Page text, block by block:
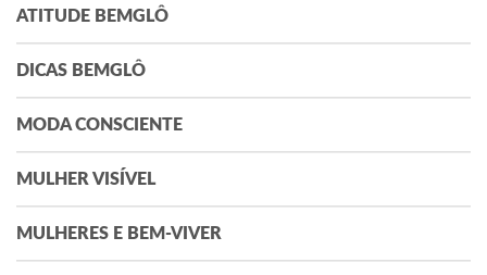
ATITUDE BEMGLÔ
DICAS BEMGLÔ
MODA CONSCIENTE
MULHER VISÍVEL
MULHERES E BEM-VIVER